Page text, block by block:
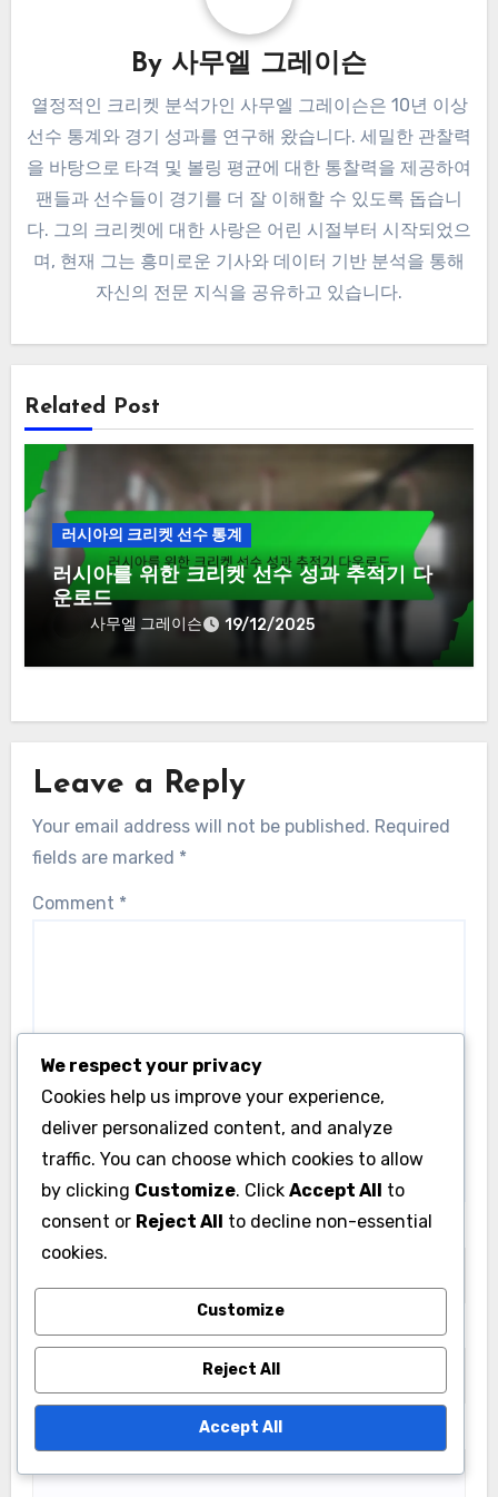
By 사무엘 그레이슨
열정적인 크리켓 분석가인 사무엘 그레이슨은 10년 이상
선수 통계와 경기 성과를 연구해 왔습니다. 세밀한 관찰력
을 바탕으로 타격 및 볼링 평균에 대한 통찰력을 제공하여
팬들과 선수들이 경기를 더 잘 이해할 수 있도록 돕습니
다. 그의 크리켓에 대한 사랑은 어린 시절부터 시작되었으
며, 현재 그는 흥미로운 기사와 데이터 기반 분석을 통해
자신의 전문 지식을 공유하고 있습니다.
Related Post
러시아의 크리켓 선수 통계
러시아를 위한 크리켓 선수 성과 추적기 다
운로드
사무엘 그레이슨 19/12/2025
Leave a Reply
Your email address will not be published. Required
fields are marked *
Comment *
Name*
Email*
We respect your privacy
Cookies help us improve your experience,
deliver personalized content, and analyze
traffic. You can choose which cookies to allow
by clicking Customize. Click Accept All to
consent or Reject All to decline non-essential
cookies.
Customize
Reject All
Accept All